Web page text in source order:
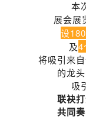
本
展会展
设
及4
将吸引来
的龙
吸
联袂
共同